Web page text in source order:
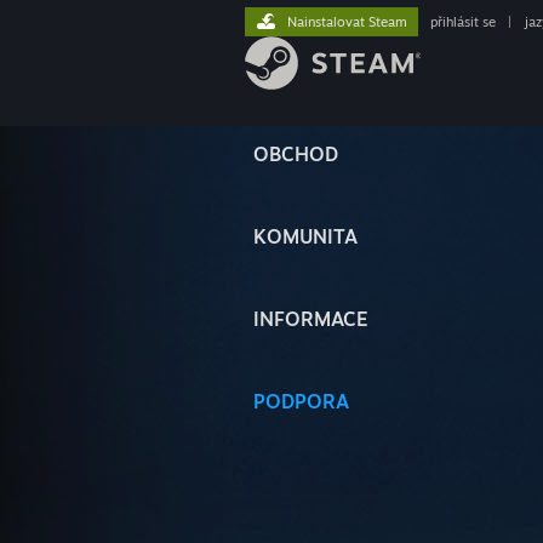
OBCHOD
KOMUNITA
INFORMACE
PODPORA
Nainstalovat Steam přihlásit se